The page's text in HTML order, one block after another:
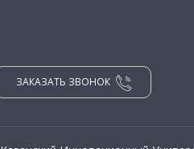
ЗАКАЗАТЬ ЗВОНОК